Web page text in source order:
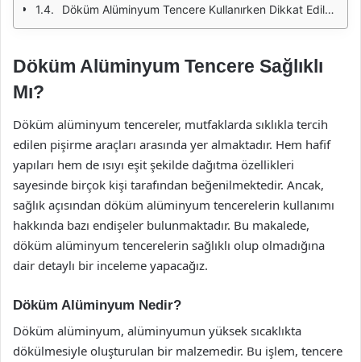
Döküm Alüminyum Tencere Kullanırken Dikkat Edilmesi Gerekenler
Döküm Alüminyum Tencere Sağlıklı
Mı?
Döküm alüminyum tencereler, mutfaklarda sıklıkla tercih
edilen pişirme araçları arasında yer almaktadır. Hem hafif
yapıları hem de ısıyı eşit şekilde dağıtma özellikleri
sayesinde birçok kişi tarafından beğenilmektedir. Ancak,
sağlık açısından döküm alüminyum tencerelerin kullanımı
hakkında bazı endişeler bulunmaktadır. Bu makalede,
döküm alüminyum tencerelerin sağlıklı olup olmadığına
dair detaylı bir inceleme yapacağız.
Döküm Alüminyum Nedir?
Döküm alüminyum, alüminyumun yüksek sıcaklıkta
dökülmesiyle oluşturulan bir malzemedir. Bu işlem, tencere